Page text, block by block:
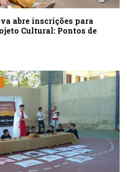
abre inscrições para
Cultural: Pontos de